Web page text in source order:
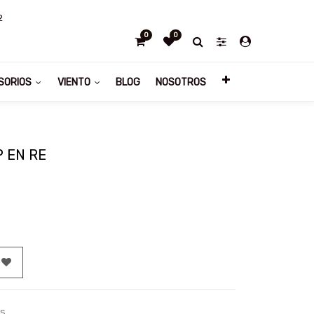
0 0
VIENTO BLOG NOSOTROS
EN RE